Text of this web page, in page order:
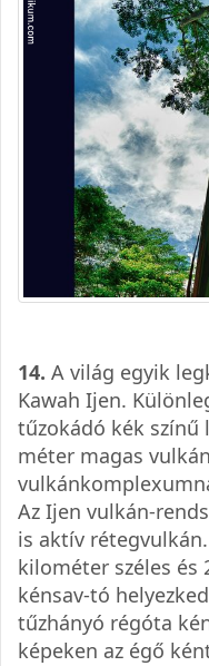
14. A világ egyik
Kawah Ijen.
tűzokádó kék színű
méter magas
Az Ijen vulkán-
is aktív
kilométer széles és
kénsav-tó
tűzhányó régóta
képeken az égő